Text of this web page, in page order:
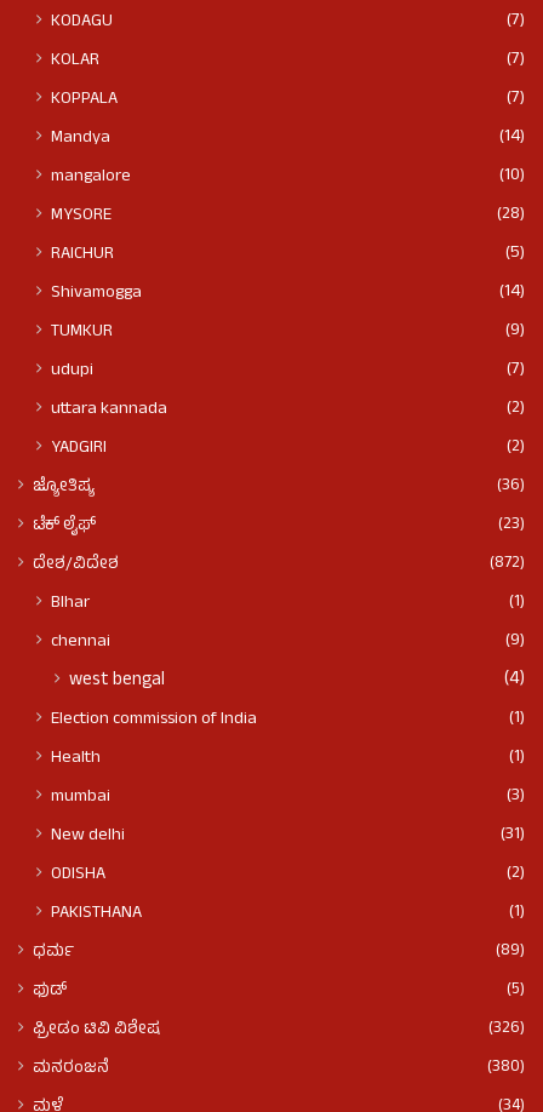
KODAGU
(7)
KOLAR
(7)
KOPPALA
(7)
Mandya
(14)
mangalore
(10)
MYSORE
(28)
RAICHUR
(5)
Shivamogga
(14)
TUMKUR
(9)
udupi
(7)
uttara kannada
(2)
YADGIRI
(2)
ಜ್ಯೋತಿಷ್ಯ
(36)
ಟೆಕ್ ಲೈಫ್
(23)
ದೇಶ/ವಿದೇಶ
(872)
BIhar
(1)
chennai
(9)
west bengal (4)
Election commission of India
(1)
Health
(1)
mumbai
(3)
New delhi
(31)
ODISHA
(2)
PAKISTHANA
(1)
ಧರ್ಮ
(89)
ಫುಡ್​​
(5)
ಫ್ರೀಡಂ ಟಿವಿ ವಿಶೇಷ
(326)
ಮನರಂಜನೆ
(380)